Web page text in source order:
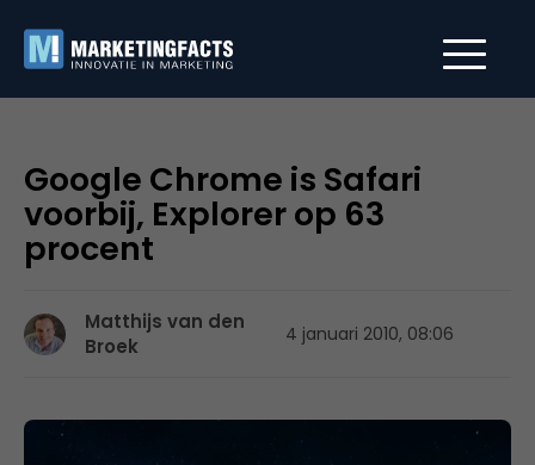
Google Chrome is Safari
voorbij, Explorer op 63
procent
Matthijs van den
Broek
4 januari 2010, 08:06